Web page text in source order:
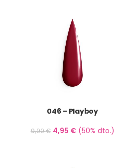
046 – Playboy
9,90€ 4,95 €(50% dto.)